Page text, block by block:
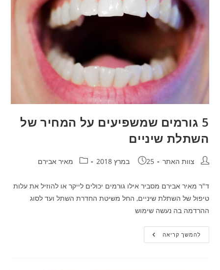
5 גורמים שמשפיעים על המחיר של
השתלת שיניים
מחבר:צוות האתר פורסם:
25 במרץ 2018 קטגוריה:מאיר אבירם
ד"ר מאיר אבירם מסביר אילו גורמים יכולים לייקר או להוזיל את עלות
טיפול של השתלת שיניים, החל משיטת החדרת השתל ועד לסוג
ההרדמה בה נעשה שימוש
להמשך קריאה5
גורמים